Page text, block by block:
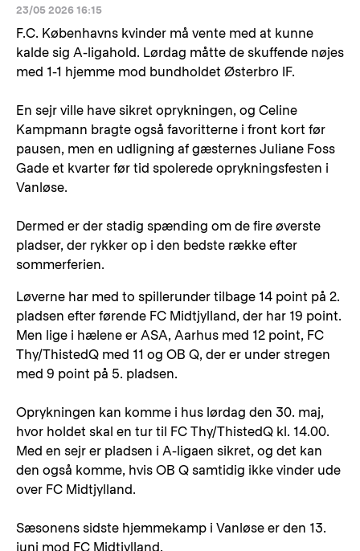
23/05 2026 16:15
F.C. Københavns kvinder må vente med at kunne
kalde sig A-ligahold. Lørdag måtte de skuffende nøjes
med 1-1 hjemme mod bundholdet Østerbro IF.
En sejr ville have sikret oprykningen, og Celine
Kampmann bragte også favoritterne i front kort før
pausen, men en udligning af gæsternes Juliane Foss
Gade et kvarter før tid spolerede oprykningsfesten i
Vanløse.
Dermed er der stadig spænding om de fire øverste
pladser, der rykker op i den bedste række efter
sommerferien.
Løverne har med to spillerunder tilbage 14 point på 2.
pladsen efter førende FC Midtjylland, der har 19 point.
Men lige i hælene er ASA, Aarhus med 12 point, FC
Thy/ThistedQ med 11 og OB Q, der er under stregen
med 9 point på 5. pladsen.
Oprykningen kan komme i hus lørdag den 30. maj,
hvor holdet skal en tur til FC Thy/ThistedQ kl. 14.00.
Med en sejr er pladsen i A-ligaen sikret, og det kan
den også komme, hvis OB Q samtidig ikke vinder ude
over FC Midtjylland.
Sæsonens sidste hjemmekamp i Vanløse er den 13.
juni mod FC Midtjylland.